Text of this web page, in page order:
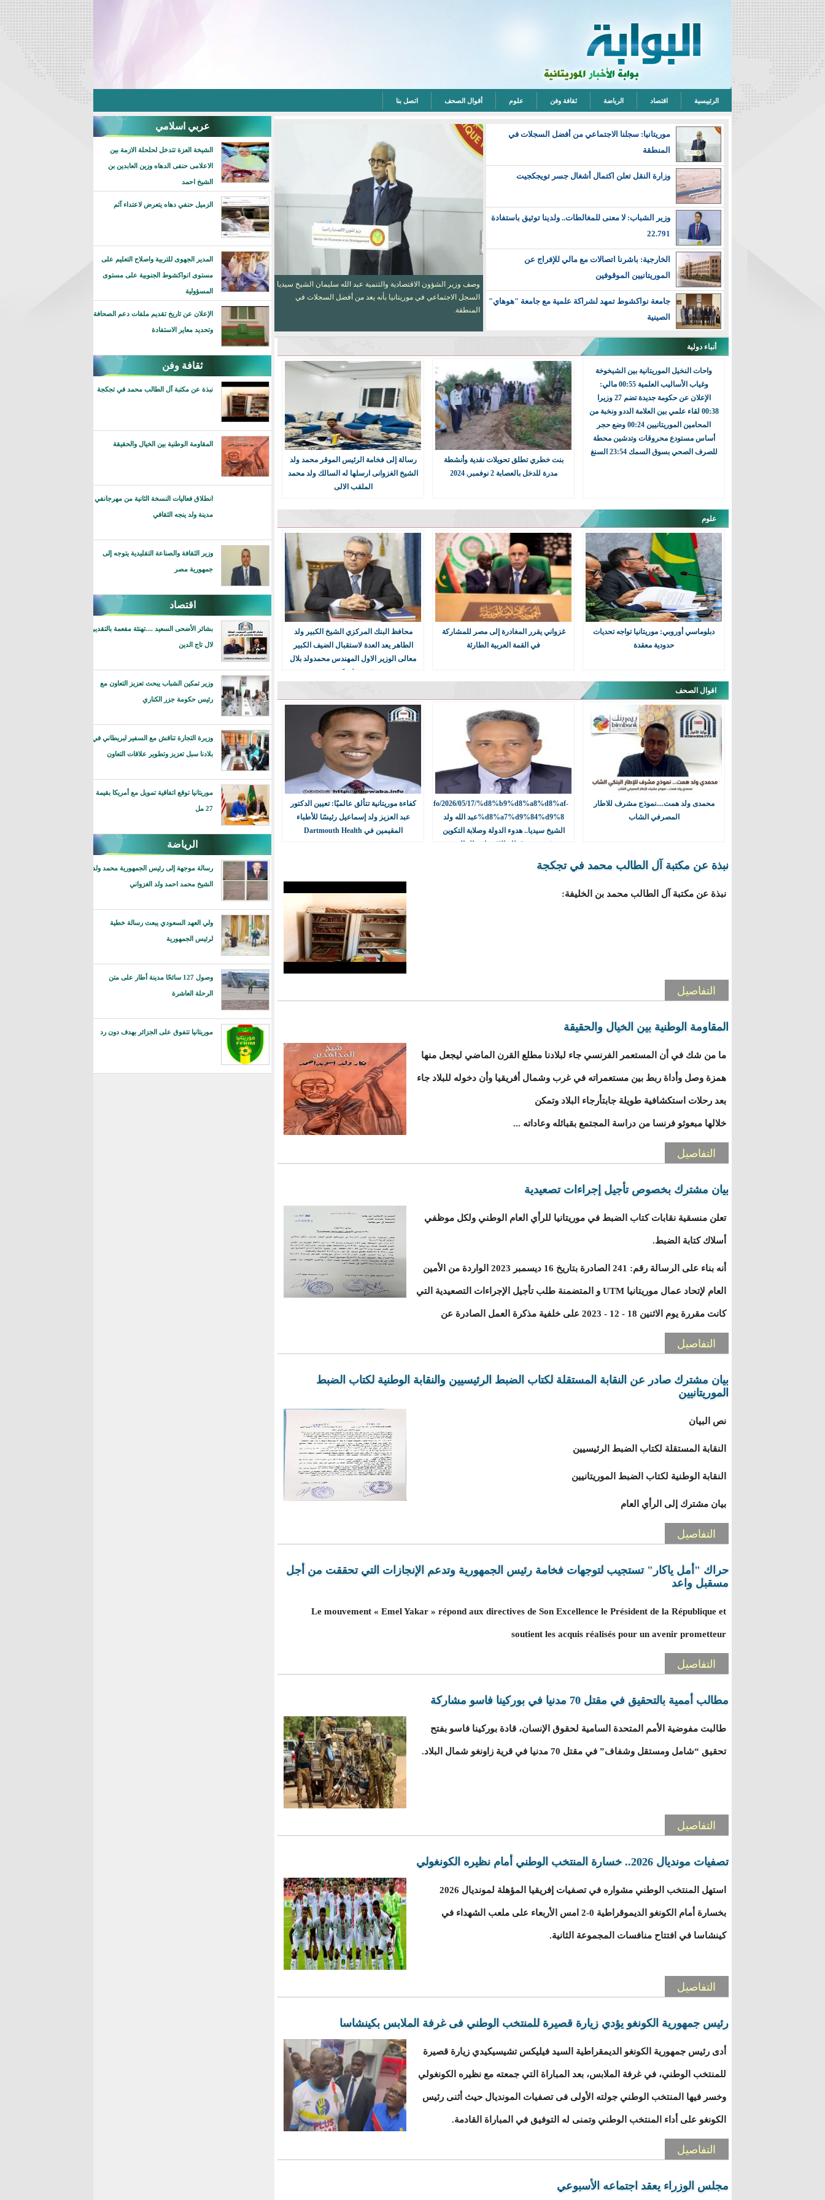
الرئييسية اقتصاد الرياضة ثقافة وفن علوم أقوال الصحف اتصل بنا
أعلنت وزارة التجهيز والنقل أن الفرق التابعة لمؤسسة صيانة الطرق
أكملت الأشغال في جسر تويجكجيت وفق المعايير الفنية المطلوبة.
موريتانيا: سجلنا الاجتماعي من أفضل السجلات في
المنطقة
وزارة النقل تعلن اكتمال أشغال جسر تويجكجيت
وزير الشباب: لا معنى للمغالطات.. ولدينا توثيق باستفادة
22.791
الخارجية: باشرنا اتصالات مع مالي للإفراج عن
الموريتانيين الموقوفين
جامعة نواكشوط تمهد لشراكة علمية مع جامعة "هوهاي"
الصينية
مباحثات موريتانية-صينية لتعزيز الشراكة بين مؤسسات
التعليم العالي
الأرصاد الجوية تتوقع أمطارا في عدد من الولايات بينها
نواكشوط
لتسريع تحولها الرقمي: موريتانيا تستعين بالخبرة العمانية
موريتانيا: منجم تازيازت يسجل ارتفاعاً طفيفاً في إنتاج
سفير المغرب بنواكشوط: موريتانيا والمغرب مدعوان
للعب دور طلائعي في استقرار الإقليم
الوزير الأول يدعو الولاة إلى التنسيق مع الحكومة لتسريع
تنفيذ المشاريع التنموية
مفوضية الأمن الغذائي توزع مساعدات غذائية على 38
أسرة متضررة من الأمطار في كيفة
انتخاب محمد الأمين أعمر نقيبا لهيئة المحامين
الموريتانيين
المفوضية الأممية السامية لشؤون اللاجئين في موريتانيا
ولد الزين يبحث مع السفير التركي وشركة "كاردمير"
فرص الاستثمار في موريتانيا
اختتام المنتدى الموريتاني–العماني للرقمنة بتوقيع
مذكرات تفاهم لتعزيز التعاون الرقمي
تسحيل تساقطات مطرية متفاوتة في مناطق من ولاية
الحوض الشرقي
أمطار في ست ولايات كسرت حاجز 90 ملم ببعض
المناطق
أردوغان يهاتف رئيس السنغال ويؤكد تسريع التعاون في
الصناعات الدفاعية
أنباء دولية
واحات النخيل الموريتانية بين الشيخوخة
وغياب الأساليب العلمية 00:55 مالي:
الإعلان عن حكومة جديدة تضم 27 وزيرا
00:38 لقاء علمي بين العلامة الددو ونخبة من
المحامين الموريتانيين 00:24 وضع حجر
أساس مستودع محروقات وتدشين محطة
للصرف الصحي بسوق السمك 23:54 السنغ
بنت خطري تطلق تحويلات نقدية وأنشطة
مدرة للدخل بالعصابة 2 نوفمبر, 2024
رسالة إلى فخامة الرئيس الموقر محمد ولد
الشيخ الغزوانى ارسلها له السالك ولد محمد
الملقب الالى
علوم
دبلوماسي أوروبي: موريتانيا تواجه تحديات
حدودية معقدة
غزواني يقرر المغادرة إلى مصر للمشاركة
في القمة العربية الطارئة
محافظ البنك المركزي الشيخ الكبير ولد
الطاهر يعد العدة لاستقبال الضيف الكبير
معالى الوزير الاول المهندس محمدولد بلال
فى عدل بكرو
اقوال الصحف
محمدى ولد همت....نموذج مشرف للاطار
المصرفي الشاب
https://erimal.info/2026/05/17/%d8%b9%d8%a8%d8%af-
%d8%a7%d9%84%d9%8عبد الله ولد
الشيخ سيديا.. هدوء الدولة وصلابة التكوين
في خدمة قطاع الإقتصاد و المالية
كفاءة موريتانية تتألق عالميًا: تعيين الدكتور
عبد العزيز ولد إسماعيل رئيسًا للأطباء
المقيمين في Dartmouth Health
نبذة عن مكتبة آل الطالب محمد في تجكجة
نبذة عن مكتبة آل الطالب محمد بن الخليفة:
التفاصيل
المقاومة الوطنية بين الخيال والحقيقة
ما من شك في أن المستعمر الفرنسي جاء لبلادنا مطلع القرن الماضي ليجعل منها
همزة وصل وأداة ربط بين مستعمراته في غرب وشمال أفريقيا وأن دخوله للبلاد جاء
بعد رحلات استكشافية طويلة جابتأرجاء البلاد وتمكن
خلالها مبعوثو فرنسا من دراسة المجتمع بقبائله وعاداته ...
التفاصيل
بيان مشترك بخصوص تأجيل إجراءات تصعيدية
تعلن منسقية نقابات كتاب الضبط في موريتانيا للرأي العام الوطني ولكل موظفي
أسلاك كتابة الضبط.
أنه بناء على الرسالة رقم: 241 الصادرة بتاريخ 16 ديسمبر 2023 الواردة من الأمين
العام لإتحاد عمال موريتانيا UTM و المتضمنة طلب تأجيل الإجراءات التصعيدية التي
كانت مقررة يوم الاثنين 18 - 12 - 2023 على خلفية مذكرة العمل الصادرة عن
التفاصيل
بيان مشترك صادر عن النقابة المستقلة لكتاب الضبط الرئيسيين والنقابة الوطنية لكتاب الضبط
الموريتانيين
نص البيان
النقابة المستقلة لكتاب الضبط الرئيسيين
النقابة الوطنية لكتاب الضبط الموريتانيين
بيان مشترك إلى الرأي العام
التفاصيل
حراك "أمل ياكار" تستجيب لتوجهات فخامة رئيس الجمهورية وتدعم الإنجازات التي تحققت من أجل
مسقبل واعد
Le mouvement « Emel Yakar » répond aux directives de Son Excellence le Président de la République et
soutient les acquis réalisés pour un avenir prometteur
التفاصيل
مطالب أممية بالتحقيق في مقتل 70 مدنيا في بوركينا فاسو مشاركة
طالبت مفوضية الأمم المتحدة السامية لحقوق الإنسان، قادة بوركينا فاسو بفتح
تحقيق “شامل ومستقل وشفاف” في مقتل 70 مدنيا في قرية زاونغو شمال البلاد.
التفاصيل
تصفيات مونديال 2026.. خسارة المنتخب الوطني أمام نظيره الكونغولي
استهل المنتخب الوطني مشواره في تصفيات إفريقيا المؤهلة لمونديال 2026
بخسارة أمام الكونغو الديموقراطية 0-2 امس الأربعاء على ملعب الشهداء في
كينشاسا في افتتاح منافسات المجموعة الثانية.
التفاصيل
رئيس جمهورية الكونغو يؤدي زيارة قصيرة للمنتخب الوطني فى غرفة الملابس بكينشاسا
أدى رئيس جمهورية الكونغو الديمقراطية السيد فيليكس تشيسيكيدي زيارة قصيرة
للمنتخب الوطني، في غرفة الملابس، بعد المباراة التي جمعته مع نظيره الكونغولي
وخسر فيها المنتخب الوطني جولته الأولى فى تصفيات المونديال حيث أثنى رئيس
الكونغو على أداء المنتخب الوطني وتمنى له التوفيق في المباراة القادمة.
التفاصيل
مجلس الوزراء يعقد اجتماعه الأسبوعي
عربي اسلامي
الشيخة العزة تتدخل لحلحلة الازمة بين
الاعلامى حنفى الدهاه وزين العابدين بن
الشيخ احمد
الزميل حنفي دهاه يتعرض لاعتداء آثم
المدير الجهوى للتربية واصلاح التعليم على
مستوى انواكشوط الجنوبية على مستوى
المسؤولية
الإعلان عن تاريخ تقديم ملفات دعم الصحافة
وتحديد معاير الاستفادة
ثقافة وفن
نبذة عن مكتبة آل الطالب محمد في تجكجة
المقاومة الوطنية بين الخيال والحقيقة
انطلاق فعاليات النسخة الثانية من مهرجانفي
مدينة ولد ينجه الثقافي
وزير الثقافة والصناعة التقليدية يتوجه إلى
جمهورية مصر
اقتصاد
بشائر الأضحى السعيد ....تهنئة مفعمة بالتقدير
لال تاج الدين
وزير تمكين الشباب يبحث تعزيز التعاون مع
رئيس حكومة جزر الكناري
وزيرة التجارة تناقش مع السفير لبريطاني في
بلادنا سبل تعزيز وتطوير علاقات التعاون
موريتانيا توقع اتفاقية تمويل مع أمريكا بقيمة
27 مل
الرياضة
رسالة موجهة إلى رئيس الجمهورية محمد ولد
الشيخ محمد احمد ولد الغزواني
ولي العهد السعودي يبعث رسالة خطية
لرئيس الجمهورية
وصول 127 سائحًا مدينة أطار على متن
الرحلة العاشرة
موريتانيا تتفوق على الجزائر بهدف دون رد